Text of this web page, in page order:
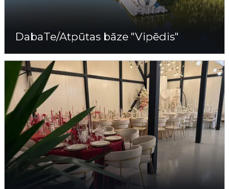
DabaTe/Atpūtas bāze "Vipēdis"